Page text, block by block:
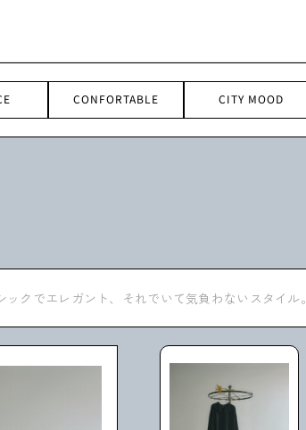
CONFORTABLE CITY MOOD
クでエレガント、それでいて気負わないスタイル。